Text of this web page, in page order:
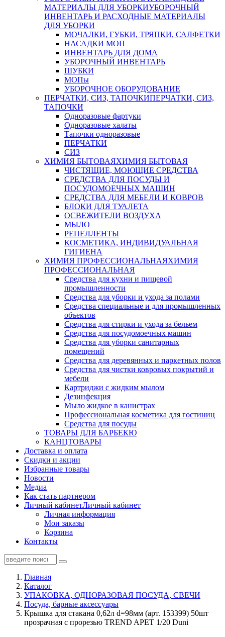
МАТЕРИАЛЫ ДЛЯ УБОРКИУБОРОЧНЫЙ
ИНВЕНТАРЬ И РАСХОДНЫЕ МАТЕРИАЛЫ
ДЛЯ УБОРКИ
МОЧАЛКИ, ГУБКИ, ТРЯПКИ, САЛФЕТКИ
НАСАДКИ МОП
ИНВЕНТАРЬ ДЛЯ ДОМА
УБОРОЧНЫЙ ИНВЕНТАРЬ
ШУБКИ
МОПы
УБОРОЧНОЕ ОБОРУДОВАНИЕ
ПЕРЧАТКИ, СИЗ, ТАПОЧКИПЕРЧАТКИ, СИЗ,
ТАПОЧКИ
Одноразовые фартуки
Одноразовые халаты
Тапочки одноразовые
ПЕРЧАТКИ
СИЗ
ХИМИЯ БЫТОВАЯХИМИЯ БЫТОВАЯ
ЧИСТЯЩИЕ, МОЮЩИЕ СРЕДСТВА
СРЕДСТВА ДЛЯ ПОСУДЫ И
ПОСУДОМОЕЧНЫХ МАШИН
СРЕДСТВА ДЛЯ МЕБЕЛИ И КОВРОВ
БЛОКИ ДЛЯ ТУАЛЕТА
ОСВЕЖИТЕЛИ ВОЗДУХА
МЫЛО
РЕПЕЛЛЕНТЫ
КОСМЕТИКА, ИНДИВИДУАЛЬНАЯ
ГИГИЕНА
ХИМИЯ ПРОФЕССИОНАЛЬНАЯХИМИЯ
ПРОФЕССИОНАЛЬНАЯ
Средства для кухни и пищевой
промышленности
Средства для уборки и ухода за полами
Средства специальные и для промышленных
объектов
Средства для стирки и ухода за бельем
Средства для посудомоечных машин
Средства для уборки санитарных
помещений
Средства для деревянных и паркетных полов
Средства для чистки ковровых покрытий и
мебели
Картриджи с жидким мылом
Дезинфекция
Мыло жидкое в канистрах
Профессиональная косметика для гостиниц
Средства для посуды
ТОВАРЫ ДЛЯ БАРБЕКЮ
КАНЦТОВАРЫ
Доставка и оплата
Скидки и акции
Избранные товары
Новости
Медиа
Как стать партнером
Личный кабинетЛичный кабинет
Личная информация
Мои заказы
Корзина
Контакты
Главная
Каталог
УПАКОВКА, ОДНОРАЗОВАЯ ПОСУДА, СВЕЧИ
Посуда, барные аксессуары
Крышка для стакана 0,62л d=98мм (арт. 153399) 50шт
прозрачная с прорезью TREND APET 1/20 Duni